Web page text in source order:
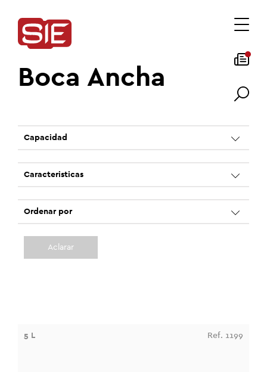
Boca Ancha
Capacidad
Caracteristicas
Ordenar por
Aclarar
5 L Ref. 1199